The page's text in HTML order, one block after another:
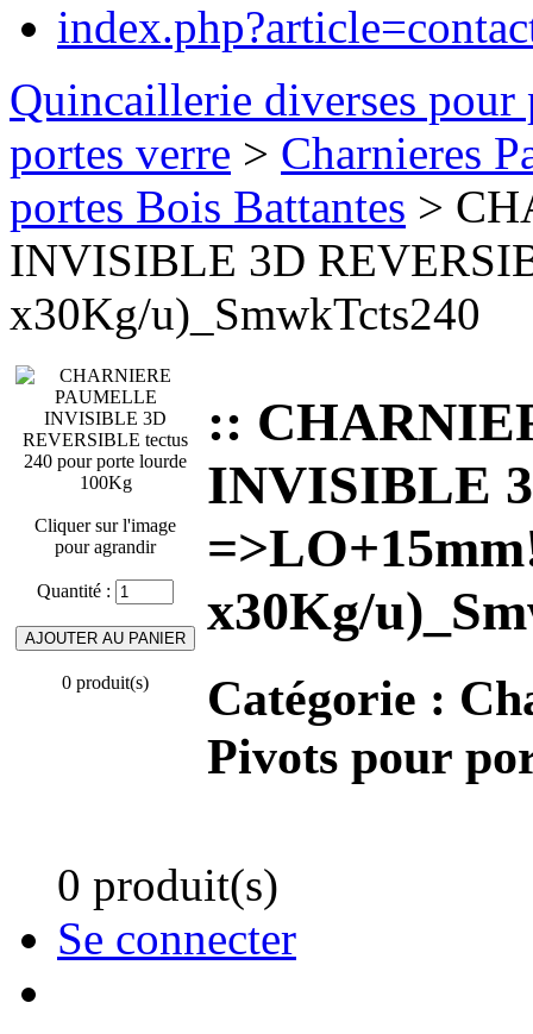
Quincaillerie diverses pour
portes verre > Charnieres
portes Bois Battantes >
INVISIBLE 3D
x30Kg/u)_SmwkTcts240
Cliquer sur l'image
pour agrandir
Quantité :
0 produit(s)
::
INVISIBLE
x30Kg/
Catégorie :
Pivots pour
0 produit(s)
Se connecter